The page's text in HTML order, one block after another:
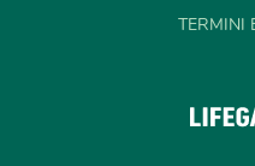
TERMINI